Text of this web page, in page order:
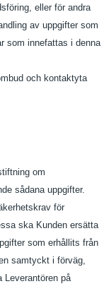
eller för andra
av uppgifter som
som innefattas i denna
och kontaktyta
om
sådana uppgifter.
för
ska Kunden ersätta
som erhållits från
samtyckt i förväg,
Leverantören på